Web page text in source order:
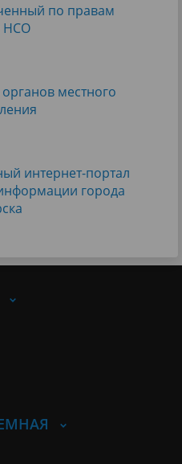
по правам
НСО
местного
интернет-портал
города